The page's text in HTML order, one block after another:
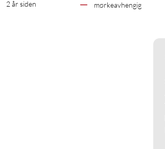
2 år siden
mørkeavhengig